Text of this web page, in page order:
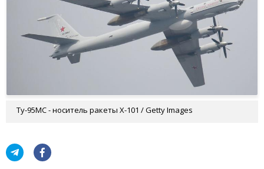
Ту-95МС - носитель ракеты Х-101 / Getty Images